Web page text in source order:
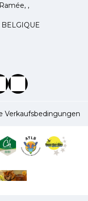
,
BELGIQUE
Verkaufsbedingungen